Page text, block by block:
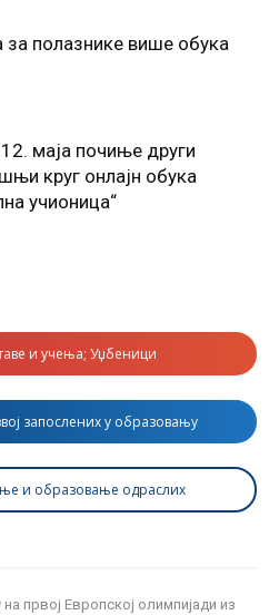
полазнике више обука
маја почиње други
круг онлајн обука
учионица“
и учења; Уџбеници
запослених у образовању
и образовање одраслих
првој Европској олимпијади из